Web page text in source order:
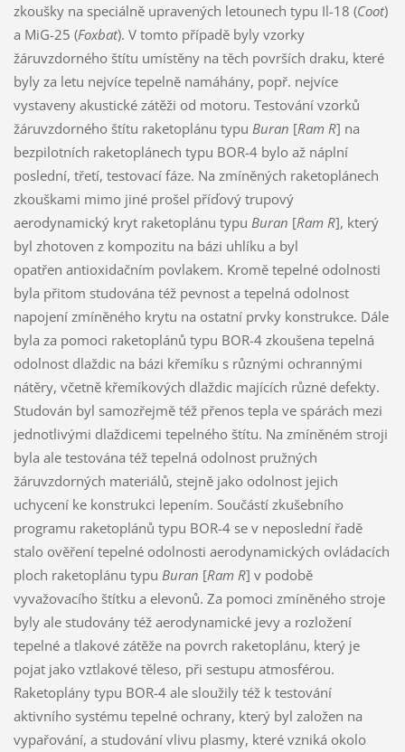
zkoušky na speciálně upravených letounech typu Il-18 (Coot)
a MiG-25 (Foxbat). V tomto případě byly vzorky
žáruvzdorného štítu umístěny na těch površích draku, které
byly za letu nejvíce tepelně namáhány, popř. nejvíce
vystaveny akustické zátěži od motoru. Testování vzorků
žáruvzdorného štítu raketoplánu typu Buran [Ram R] na
bezpilotních raketoplánech typu BOR-4 bylo až náplní
poslední, třetí, testovací fáze. Na zmíněných raketoplánech
zkouškami mimo jiné prošel příďový trupový
aerodynamický kryt raketoplánu typu Buran [Ram R], který
byl zhotoven z kompozitu na bázi uhlíku a byl
opatřen antioxidačním povlakem. Kromě tepelné odolnosti
byla přitom studována též pevnost a tepelná odolnost
napojení zmíněného krytu na ostatní prvky konstrukce. Dále
byla za pomoci raketoplánů typu BOR-4 zkoušena tepelná
odolnost dlaždic na bázi křemíku s různými ochrannými
nátěry, včetně křemíkových dlaždic majících různé defekty.
Studován byl samozřejmě též přenos tepla ve spárách mezi
jednotlivými dlaždicemi tepelného štítu. Na zmíněném stroji
byla ale testována též tepelná odolnost pružných
žáruvzdorných materiálů, stejně jako odolnost jejich
uchycení ke konstrukci lepením. Součástí zkušebního
programu raketoplánů typu BOR-4 se v neposlední řadě
stalo ověření tepelné odolnosti aerodynamických ovládacích
ploch raketoplánu typu Buran [Ram R] v podobě
vyvažovacího štítku a elevonů. Za pomoci zmíněného stroje
byly ale studovány též aerodynamické jevy a rozložení
tepelné a tlakové zátěže na povrch raketoplánu, který je
pojat jako vztlakové těleso, při sestupu atmosférou.
Raketoplány typu BOR-4 ale sloužily též k testování
aktivního systému tepelné ochrany, který byl založen na
vypařování, a studování vlivu plasmy, které vzniká okolo